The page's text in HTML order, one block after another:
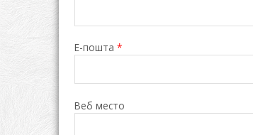
Е-пошта*
Веб место